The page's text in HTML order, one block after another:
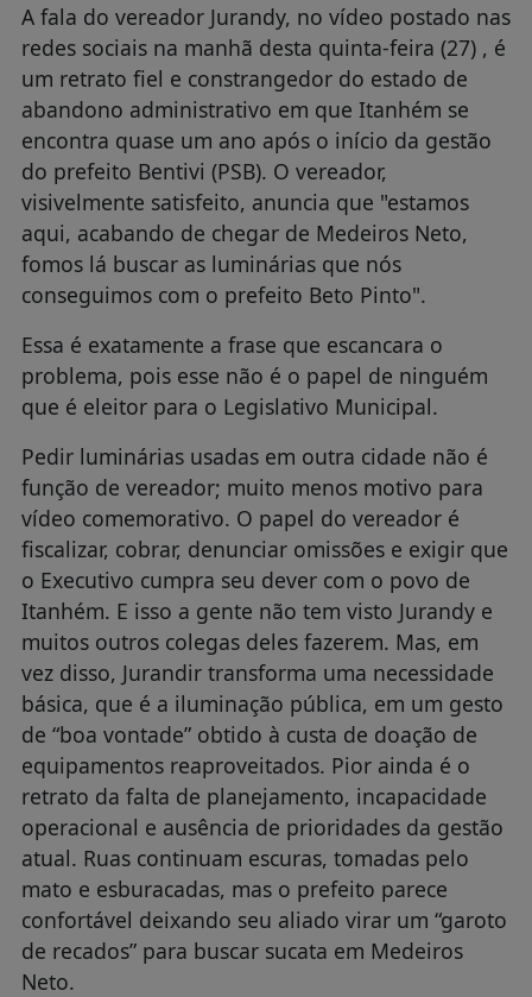
A fala do vereador Jurandy, no vídeo postado nas
redes sociais na manhã desta quinta-feira (27) , é
um retrato fiel e constrangedor do estado de
abandono administrativo em que Itanhém se
encontra quase um ano após o início da gestão
do prefeito Bentivi (PSB). O vereador,
visivelmente satisfeito, anuncia que "estamos
aqui, acabando de chegar de Medeiros Neto,
fomos lá buscar as luminárias que nós
conseguimos com o prefeito Beto Pinto".
Essa é exatamente a frase que escancara o
problema, pois esse não é o papel de ninguém
que é eleitor para o Legislativo Municipal.
Pedir luminárias usadas em outra cidade não é
função de vereador; muito menos motivo para
vídeo comemorativo. O papel do vereador é
fiscalizar, cobrar, denunciar omissões e exigir que
o Executivo cumpra seu dever com o povo de
Itanhém. E isso a gente não tem visto Jurandy e
muitos outros colegas deles fazerem. Mas, em
vez disso, Jurandir transforma uma necessidade
básica, que é a iluminação pública, em um gesto
de “boa vontade” obtido à custa de doação de
equipamentos reaproveitados. Pior ainda é o
retrato da falta de planejamento, incapacidade
operacional e ausência de prioridades da gestão
atual. Ruas continuam escuras, tomadas pelo
mato e esburacadas, mas o prefeito parece
confortável deixando seu aliado virar um “garoto
de recados” para buscar sucata em Medeiros
Neto.